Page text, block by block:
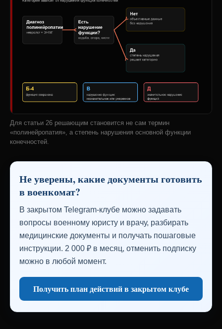
Для статьи 26 решающим становится не сам термин
«полинейропатия», а степень нарушения основной функции
конечностей.
Не уверены, какие документы готовить
в военкомат?
В закрытом Telegram-клубе можно задавать
вопросы военному юристу и врачу, разбирать
медицинские документы и получать пошаговые
инструкции. 2 000 ₽ в месяц, отменить подписку
можно в любой момент.
Получить план действий в закрытом клубе